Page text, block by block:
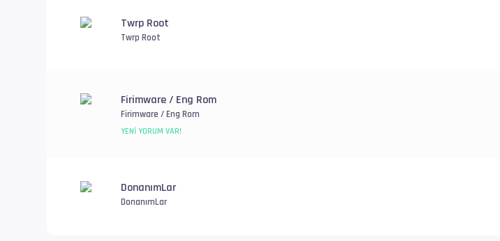
Twrp Root
Twrp Root
Firimware / Eng Rom
Firimware / Eng Rom
YENI YORUM VAR!
DonanımLar
DonanımLar